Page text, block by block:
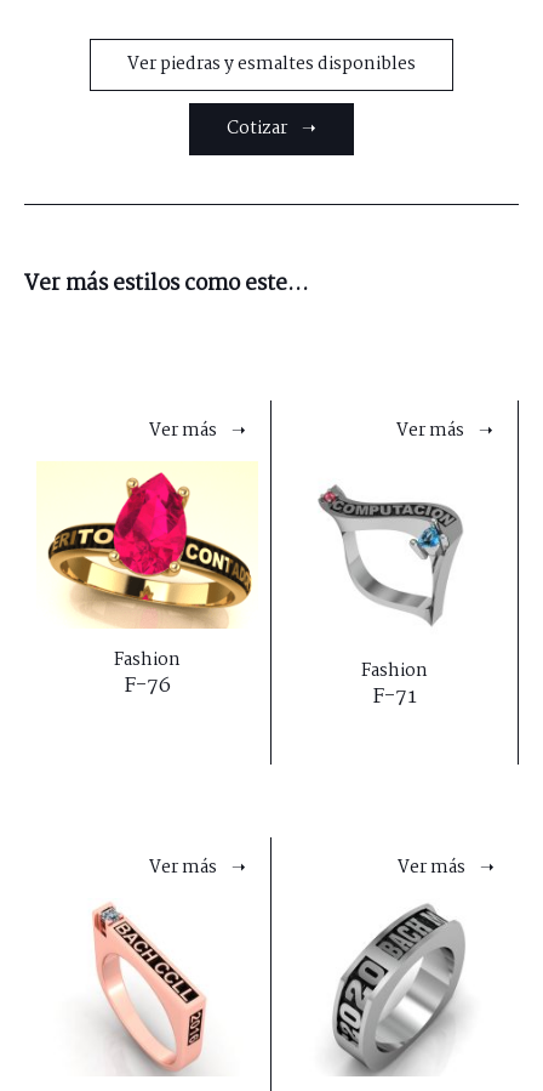
Ver piedras y esmaltes disponibles
Cotizar ➝
Ver más estilos como este...
Ver más ➝
Fashion
F-76
Ver más ➝
Fashion
F-71
Ver más ➝ Ver más ➝